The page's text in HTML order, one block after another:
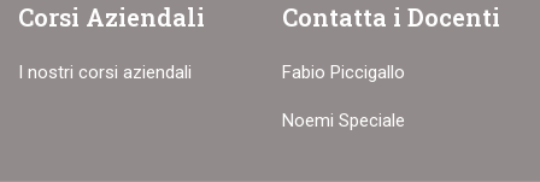
Corsi Aziendali
I nostri corsi aziendali
Contatta i Docenti
Fabio Piccigallo
Noemi Speciale